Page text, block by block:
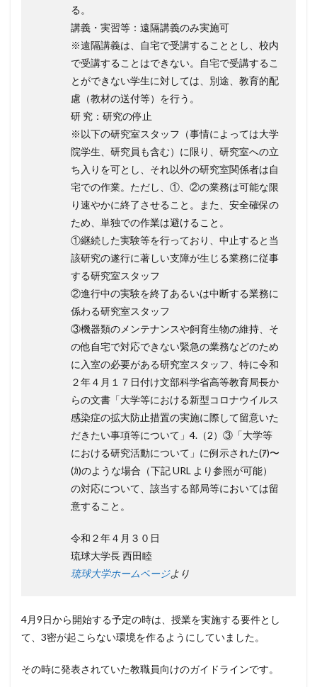
る。
講義・実習等：遠隔講義のみ実施可
※遠隔講義は、自宅で受講することとし、校内
で受講することはできない。自宅で受講するこ
とができない学生に対しては、別途、教育的配
慮（教材の送付等）を行う。
研 究：研究の停止
※以下の研究室スタッフ（事情によっては大学
院学生、研究員も含む）に限り、研究室への立
ち入りを可とし、それ以外の研究室関係者は自
宅での作業。ただし、①、②の業務は可能な限
り速やかに終了させること。また、安全確保の
ため、単独での作業は避けること。
①継続した実験等を行っており、中止すると当
該研究の遂行に著しい支障が生じる業務に従事
する研究室スタッフ
②進行中の実験を終了あるいは中断する業務に
係わる研究室スタッフ
③機器類のメンテナンスや飼育生物の維持、そ
の他自宅で対応できない緊急の業務などのため
に入室の必要がある研究室スタッフ、特に令和
２年４月１７日付け文部科学省高等教育局⻑か
らの文書「大学等における新型コロナウイルス
感染症の拡大防止措置の実施に際して留意いた
だきたい事項等について」4.（2）③「大学等
における研究活動について」に例⽰された(ｱ)〜
(ｶ)のような場合（下記 URL より参照が可能）
の対応について、該当する部局等においては留
意すること。
令和２年４月３０日
琉球大学⻑ ⻄⽥睦
琉球大学ホームページより
4月9日から開始する予定の時は、授業を実施する要件とし
て、3密が起こらない環境を作るようにしていました。
その時に発表されていた教職員向けのガイドラインです。